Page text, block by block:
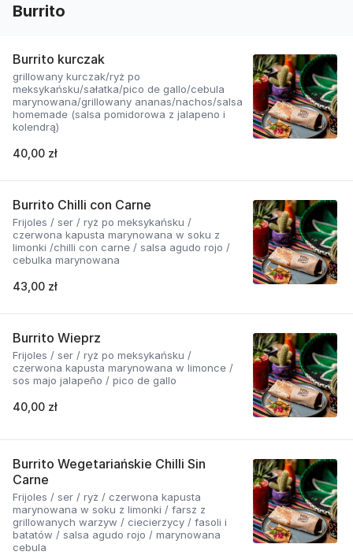
Burrito
Burrito kurczak
grillowany kurczak/ryż po
meksykańsku/sałatka/pico de gallo/cebula
marynowana/grillowany ananas/nachos/salsa
homemade (salsa pomidorowa z jalapeno i
kolendrą)
40,00 zł
Burrito Chilli con Carne
Frijoles / ser / ryż po meksykańsku /
czerwona kapusta marynowana w soku z
limonki /chilli con carne / salsa agudo rojo /
cebulka marynowana
43,00 zł
Burrito Wieprz
Frijoles / ser / ryż po meksykańsku /
czerwona kapusta marynowana w limonce /
sos majo jalapeño / pico de gallo
40,00 zł
Burrito Wegetariańskie Chilli Sin
Carne
Frijoles / ser / ryż / czerwona kapusta
marynowana w soku z limonki / farsz z
grillowanych warzyw / ciecierzycy / fasoli i
batatów / salsa agudo rojo / marynowana
cebula